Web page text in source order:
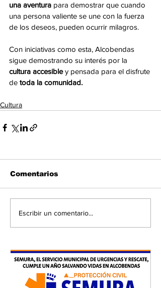
una aventura para demostrar que cuando
una persona valiente se une con la fuerza
de los deseos, pueden ocurrir milagros.
Con iniciativas como esta, Alcobendas
sigue demostrando su interés por la
cultura accesible y pensada para el disfrute
de toda la comunidad.
Cultura
Comentarios
Escribir un comentario...